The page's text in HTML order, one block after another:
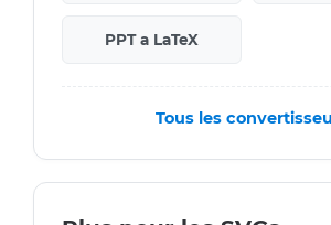
PPT a LaTeX
Tous les